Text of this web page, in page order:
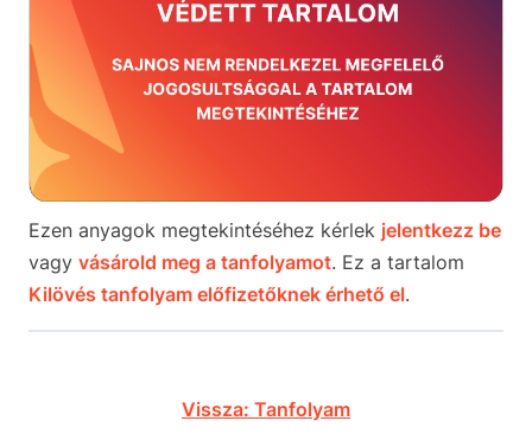
Ezen anyagok megtekintéséhez kérlek jelentkezz be
vagy vásárold meg a tanfolyamot. Ez a tartalom
Kilövés tanfolyam előfizetőknek érhető el.
Vissza: Tanfolyam